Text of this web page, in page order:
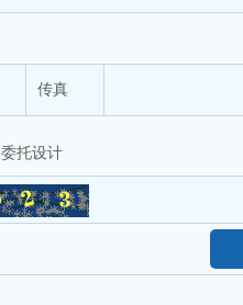
传真
委托设计